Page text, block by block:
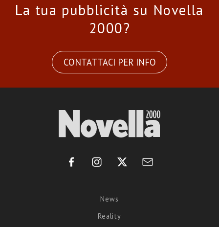
La tua pubblicità su Novella
2000?
CONTATTACI PER INFO
News
Reality